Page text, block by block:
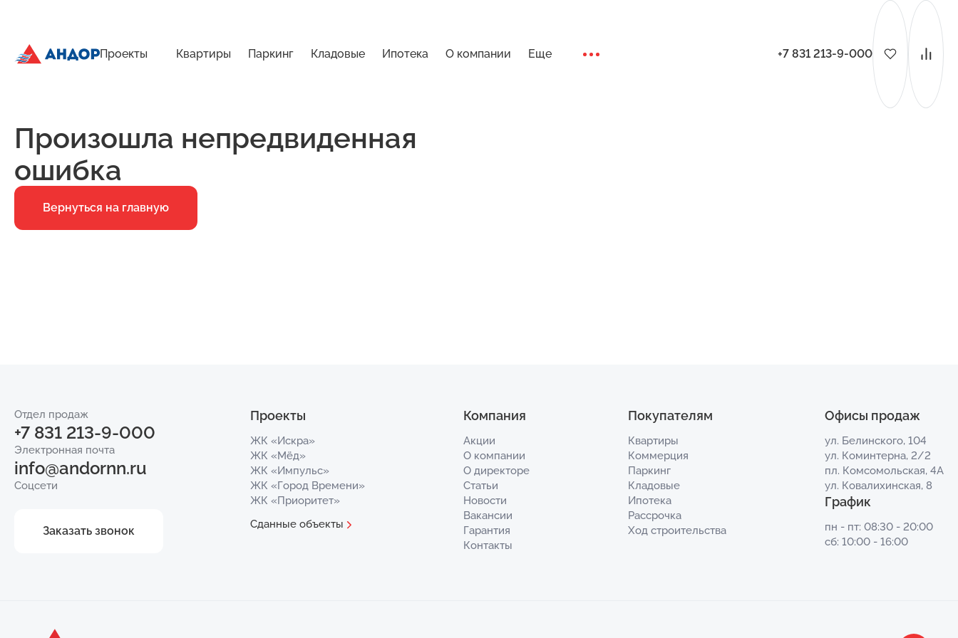
Проекты Квартиры Паркинг Кладовые Ипотека О компании Еще +7 831 213-9-000
Произошла непредвиденная
ошибка
Вернуться на главную
Отдел продаж
+7 831 213-9-000
Электронная почта
info@andornn.ru
Соцсети
Заказать звонок
Проекты
ЖК «Искра»
ЖК «Мёд»
ЖК «Импульс»
ЖК «Город Времени»
ЖК «Приоритет»
Сданные объекты
Компания
Акции
О компании
О директоре
Статьи
Новости
Вакансии
Гарантия
Контакты
Покупателям
Квартиры
Коммерция
Паркинг
Кладовые
Ипотека
Рассрочка
Ход строительства
Офисы продаж
ул. Белинского, 104
ул. Коминтерна, 2/2
пл. Комсомольская, 4А
ул. Ковалихинская, 8
График
пн - пт: 08:30 - 20:00
сб: 10:00 - 16:00